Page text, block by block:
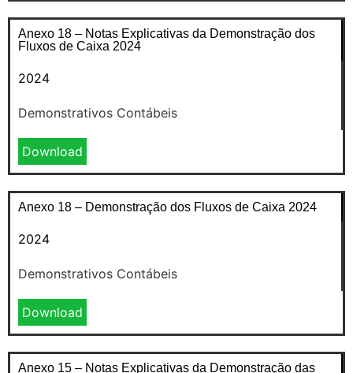
Anexo 18 – Notas Explicativas da Demonstração dos
Fluxos de Caixa 2024
2024
Demonstrativos Contábeis
Download
Anexo 18 – Demonstração dos Fluxos de Caixa 2024
2024
Demonstrativos Contábeis
Download
Anexo 15 – Notas Explicativas da Demonstração das